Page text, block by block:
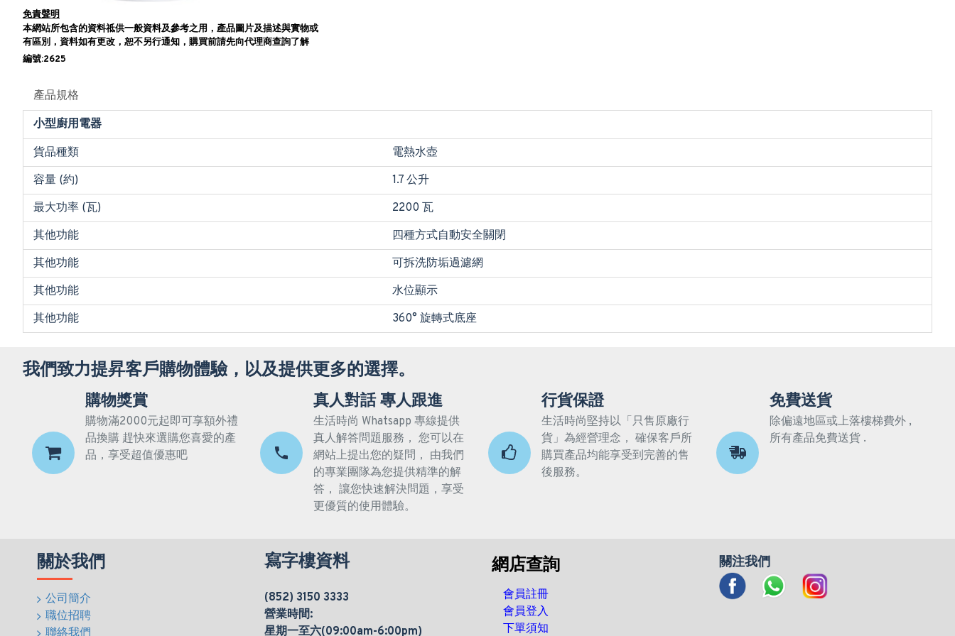
免責聲明
本網站所包含的資料祗供一般資料及參考之用，產品圖片及描述與實物或
有區別，資料如有更改，恕不另行通知，購買前請先向代理商查詢了解
編號:2625
產品規格
小型廚用電器
貨品種類
電熱水壺
容量 (約)
1.7 公升
最大功率 (瓦)
2200 瓦
其他功能
四種方式自動安全關閉
其他功能
可拆洗防垢過濾網
其他功能
水位顯示
其他功能
360° 旋轉式底座
我們致力提昇客戶購物體驗，以及提供更多的選擇。
購物獎賞
購物滿2000元起即可享額外禮
品換購 趕快來選購您喜愛的產
品，享受超值優惠吧
真人對話 專人跟進
生活時尚 Whatsapp 專線提供
真人解答問題服務， 您可以在
網站上提出您的疑問， 由我們
的專業團隊為您提供精準的解
答， 讓您快速解決問題，享受
更優質的使用體驗。
行貨保證
生活時尚堅持以「只售原廠行
貨」為經營理念， 確保客戶所
購買產品均能享受到完善的售
後服務。
免費送貨
除偏遠地區或上落樓梯費外 ,
所有產品免費送貨 .
關於我們
公司簡介
職位招聘
聯絡我們
寫字樓資料
(852) 3150 3333
營業時間:
星期一至六(09:00am-6:00pm)
網店查詢
會員註冊
會員登入
下單須知
關注我們